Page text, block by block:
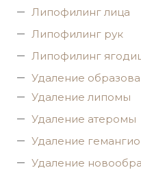
Липофилинг лица
Липофилинг рук
Липофилинг
Удаление
Удаление липомы
Удаление атеромы
Удаление
Удаление